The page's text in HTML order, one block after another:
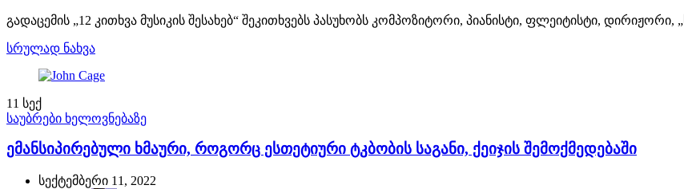
გადაცემის „12 კითხვა მუსიკის შესახებ“ შეკითხვებს პასუხობს კომპოზიტორი, პიანისტი, ფლეიტისტი,
სრულად ნახვა
11 სექ
საუბრები ხელოვნებაზე
ემანსიპირებული ხმაური, როგორც ესთეტიური ტკბობის საგანი, ქეიჯის შემოქმედებაში
სექტემბერი 11, 2022